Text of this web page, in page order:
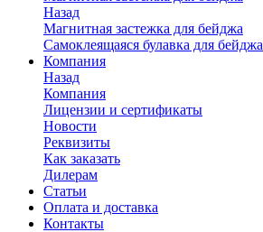
Назад
Магнитная застежка для бейджа
Самоклеящаяся булавка для бейджа
Компания
Назад
Компания
Лицензии и сертификаты
Новости
Реквизиты
Как заказать
Дилерам
Статьи
Оплата и доставка
Контакты